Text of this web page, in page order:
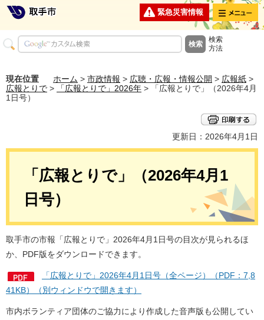
緊急災害情報 メニュー
検索
方法
現在位置 ホーム > 市政情報 > 広聴・広報・情報公開 > 広報紙 >
広報とりで > 「広報とりで」2026年 > 「広報とりで」（2026年4月
1日号）
更新日：2026年4月1日
「広報とりで」（2026年4月1
日号）
取手市の市報「広報とりで」2026年4月1日号の目次が見られるほ
か、PDF版をダウンロードできます。
「広報とりで」2026年4月1日号（全ページ）（PDF：7,8
41KB）（別ウィンドウで開きます）
市内ボランティア団体のご協力により作成した音声版も公開してい